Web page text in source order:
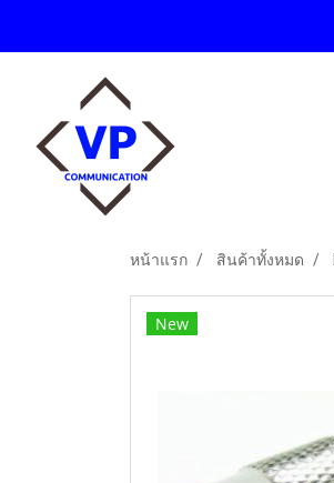
หน้าแรก สินค้าทั้งหมด
New